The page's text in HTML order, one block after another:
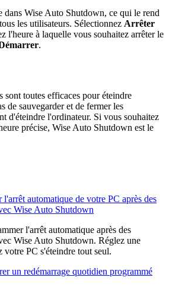
dans Wise Auto Shutdown, ce qui le rend
les utilisateurs. Sélectionnez Arrêter
l'heure à laquelle vous souhaitez arrêter le
.
sont toutes efficaces pour éteindre
de sauvegarder et de fermer les
d'éteindre l'ordinateur. Si vous souhaitez
précise, Wise Auto Shutdown est le
automatique de votre PC après des
Wise Auto Shutdown
l'arrêt automatique après des
Wise Auto Shutdown. Réglez une
votre PC s'éteindre tout seul.
un redémarrage quotidien programmé